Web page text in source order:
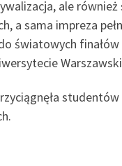
ale
a sama impreza
światowych